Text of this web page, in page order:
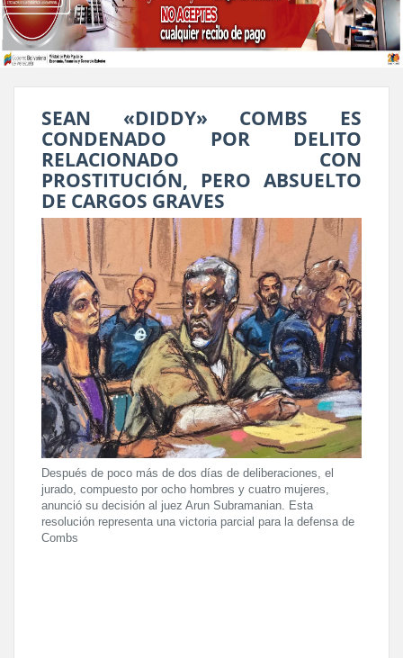
SEAN «DIDDY» COMBS ES
CONDENADO POR DELITO
RELACIONADO CON
PROSTITUCIÓN, PERO ABSUELTO
DE CARGOS GRAVES
Después de poco más de dos días de deliberaciones, el
jurado, compuesto por ocho hombres y cuatro mujeres,
anunció su decisión al juez Arun Subramanian. Esta
resolución representa una victoria parcial para la defensa de
Combs